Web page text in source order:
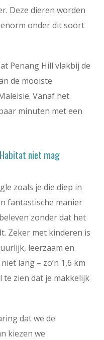
Deze dieren worden
onder dit soort
Penang Hill vlakbij de
de mooiste
Vanaf het
minuten met een
niet mag
zoals je die diep in
fantastische manier
zonder dat het
Zeker met kinderen is
leerzaam en
lang – zo’n 1,6 km
te zien dat je makkelijk
dat we de
kiezen we